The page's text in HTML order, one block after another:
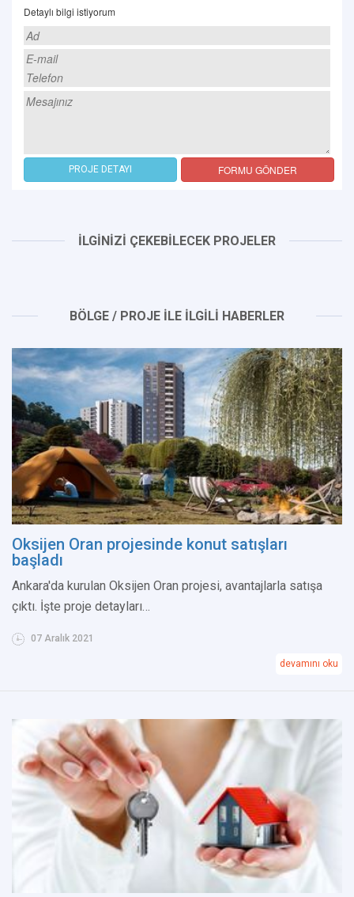
Detaylı bilgi istiyorum
PROJE DETAYI FORMU GÖNDER
İLGİNİZİ ÇEKEBİLECEK PROJELER
BÖLGE / PROJE İLE İLGİLİ HABERLER
Oksijen Oran projesinde konut satışları
başladı
Ankara'da kurulan Oksijen Oran projesi, avantajlarla satışa
çıktı. İşte proje detayları…
07 Aralık 2021
devamını oku